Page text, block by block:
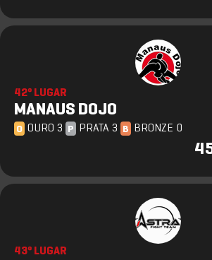
42º LUGAR
MANAUS DOJO
O OURO 3 P PRATA 3 B BRONZE 0
43º LUGAR